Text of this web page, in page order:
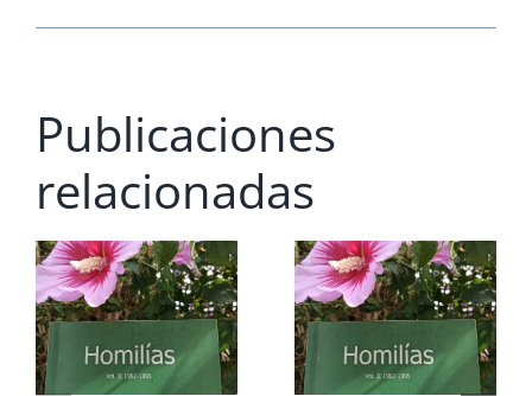
Publicaciones
relacionadas